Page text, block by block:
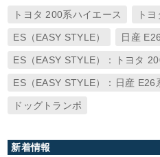
トヨタ 200系ハイエース ト
ES（EASY STYLE） 日産
ES（EASY STYLE）：トヨタ
ES（EASY STYLE）：日産 E26
ドッグトランポ
新着情報